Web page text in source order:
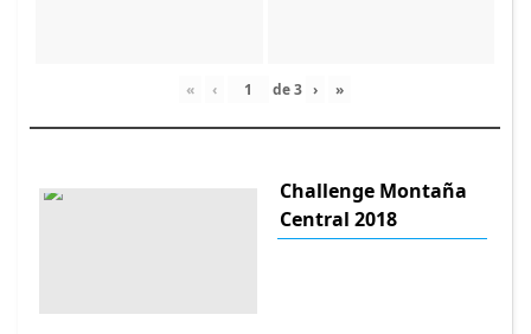
« ‹ de3 › »
Challenge Montaña
Central 2018